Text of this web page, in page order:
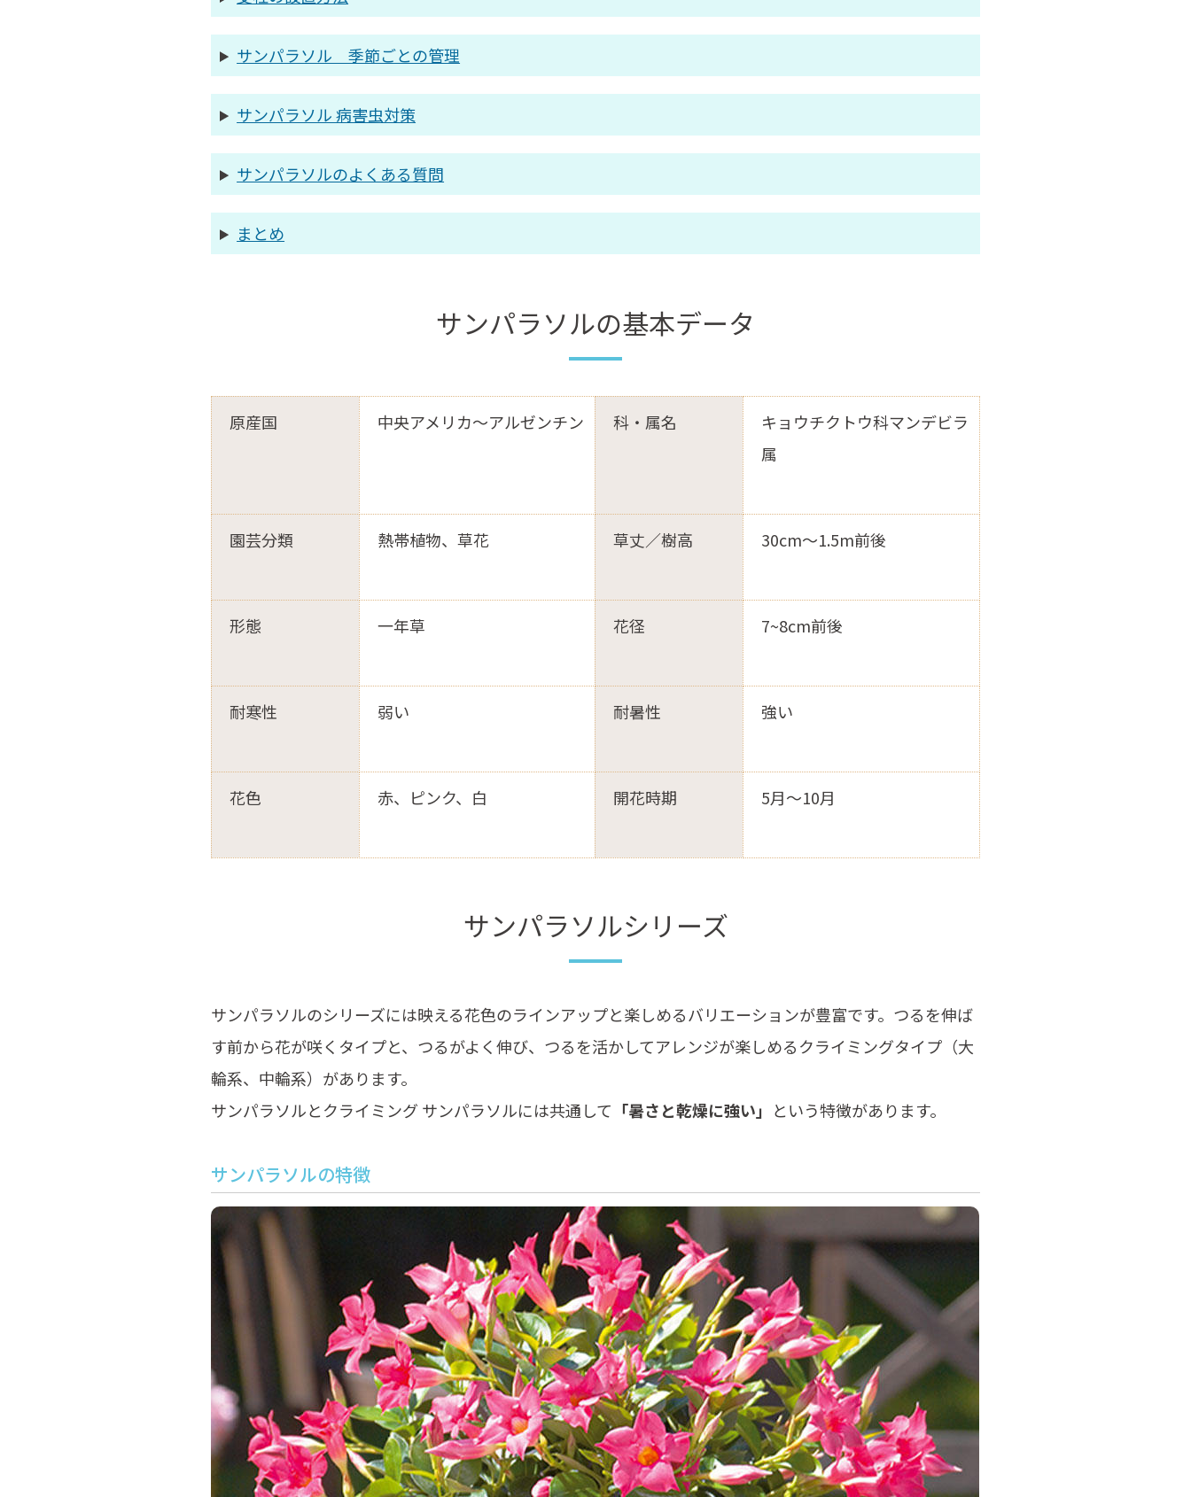
サンパラソル 季節ごとの管理
サンパラソル 病害虫対策
サンパラソルのよくある質問
まとめ
サンパラソルの基本データ
原産国 中央アメリカ～アルゼンチン 科・属名
キョウチクトウ科マンデビラ
属
園芸分類 熱帯植物、草花 草丈／樹高 30cm～1.5m前後
形態 一年草 花径 7~8cm前後
耐寒性 弱い 耐暑性 強い
花色 赤、ピンク、白 開花時期 5月～10月
サンパラソルシリーズ
サンパラソルのシリーズには映える花色のラインアップと楽しめるバリエーションが豊富です。つるを伸ば
す前から花が咲くタイプと、つるがよく伸び、つるを活かしてアレンジが楽しめるクライミングタイプ（大
輪系、中輪系）があります。
サンパラソルとクライミング サンパラソルには共通して 「暑さと乾燥に強い」 という特徴があります。
サンパラソルの特徴